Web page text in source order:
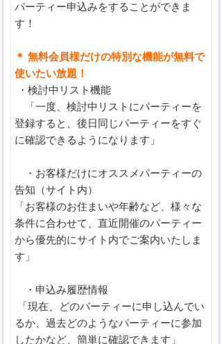
パーティー申込みをすることができま
す！
＊ 無料会員様だけの特別な機能が無料で
使いたい放題！
・検討中リスト機能
「一度、検討中リストにパーティーを
登録すると、後日同じパーティーをすぐ
に確認できるようになります」
・お客様だけにオススメパーティーの
告知（サイト内）
「お客様のお住まいや年齢など、様々な
条件に合わせて、直近開催のパーティー
から優先的にサイト内でご案内いたしま
す」
・申込み履歴情報
「現在、どのパーティーに申し込んでい
るか、過去どのようなパーティーに参加
したかなど、簡単に確認できます」